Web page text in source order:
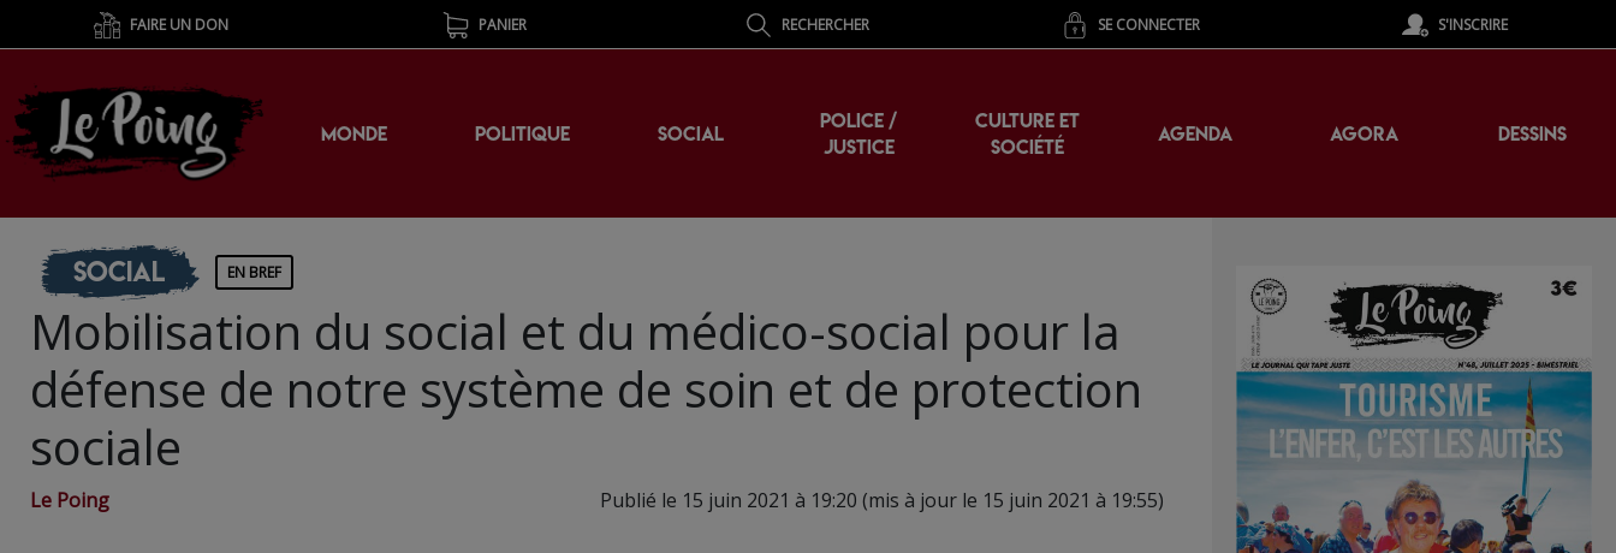
FAIRE UN DON PANIER RECHERCHER SE CONNECTER S'INSCRIRE
MONDE POLITIQUE SOCIAL
POLICE /
JUSTICE
CULTURE ET
SOCIÉTÉ
AGENDA AGORA DESSINS
Social EN BREF
Mobilisation du social et du médico-social pour la
défense de notre système de soin et de protection
sociale
Le Poing Publié le 15 juin 2021 à 19:20 (mis à jour le 15 juin 2021 à 19:55)